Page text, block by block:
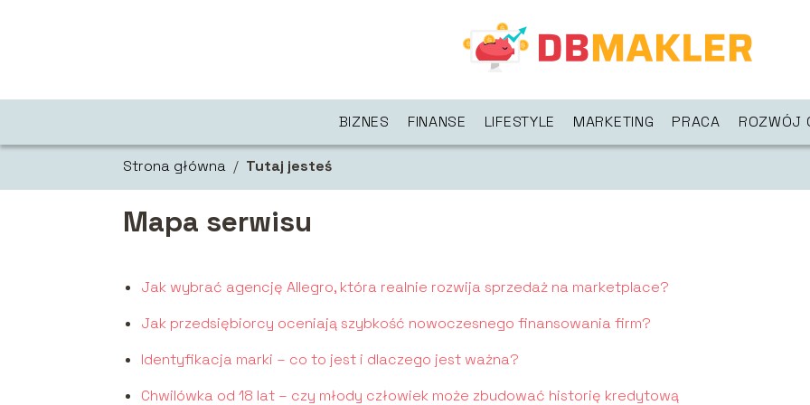
BIZNES FINANSE LIFESTYLE MARKETING PRACA ROZWÓJ
Strona główna / Tutaj jesteś
Mapa serwisu
Jak wybrać agencję Allegro, która realnie rozwija sprzedaż na marketplace?
Jak przedsiębiorcy oceniają szybkość nowoczesnego finansowania firm?
Identyfikacja marki – co to jest i dlaczego jest ważna?
Chwilówka od 18 lat – czy młody człowiek może zbudować historię kredytową